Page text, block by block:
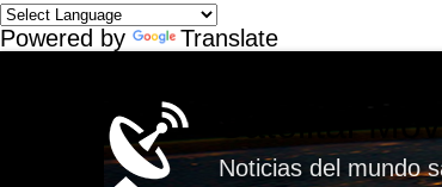
Powered by Translate
Satelital-
Noticias del mundo